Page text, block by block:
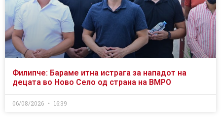
Филипче: Бараме итна истрага за нападот на
децата во Ново Село од страна на ВМРО
06/08/2026 16:39